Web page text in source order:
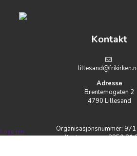
Kontakt
Adresse
Brentemogaten 2
4790 Lillesand
Organisasjonsnummer:
Kontonummer:
Logg inn